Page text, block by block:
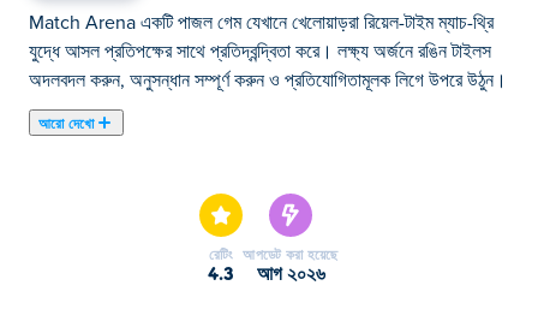
Match Arena একটি পাজল গেম যেখানে খেলোয়াড়রা রিয়েল-টাইম ম্যাচ-থ্রি
যুদ্ধে আসল প্রতিপক্ষের সাথে প্রতিদ্বন্দ্বিতা করে। লক্ষ্য অর্জনে রঙিন টাইলস
অদলবদল করুন, অনুসন্ধান সম্পূর্ণ করুন ও প্রতিযোগিতামূলক লিগে উপরে উঠুন।
আরো দেখো
রেটিং
4.3
আপডেট করা হয়েছে
আগ ২০২৬